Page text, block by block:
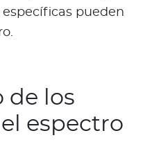
pueden
de los
espectro